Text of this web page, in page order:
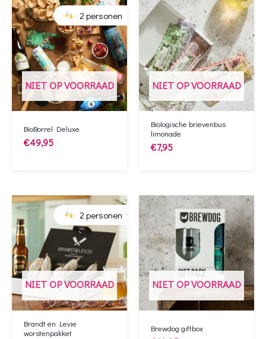
NIET OP VOORRAAD
2 personen
BioBorrel Deluxe
€49,95
NIET OP VOORRAAD
Biologische brievenbus
limonade
€7,95
NIET OP VOORRAAD
2 personen
Brandt en Levie
worstenpakket
NIET OP VOORRAAD
Brewdog giftbox